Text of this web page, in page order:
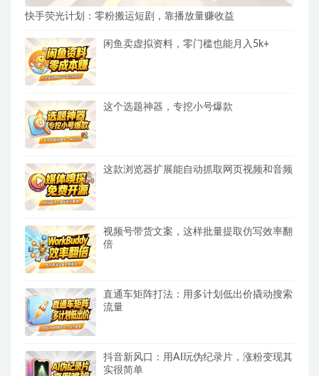
快手荧光计划：零粉搬运短剧，靠播放量赚收益
闲鱼卖虚拟资料，零门槛也能月入5k+
这个选题神器，专挖小号爆款
这款浏览器扩展能自动抓取网页视频和音频
视频号带货文案，这样批量提取仿写效率翻
倍
直通车矩阵打法：用多计划低出价撬动搜索
流量
抖音新风口：用AI玩伪纪录片，涨粉变现其
实很简单